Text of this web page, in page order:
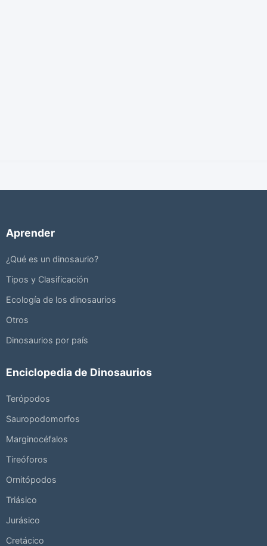
Aprender
¿Qué es un dinosaurio?
Tipos y Clasificación
Ecología de los dinosaurios
Otros
Dinosaurios por país
Enciclopedia de Dinosaurios
Terópodos
Sauropodomorfos
Marginocéfalos
Tireóforos
Ornitópodos
Triásico
Jurásico
Cretácico